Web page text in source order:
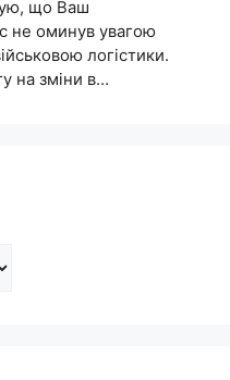
що Ваш
не оминув увагою
логістики.
на зміни в…